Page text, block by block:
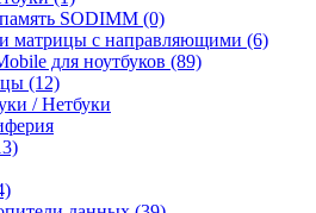
SODIMM (0)
матрицы с направляющими (6)
для ноутбуков (89)
(12)
/ Нетбуки